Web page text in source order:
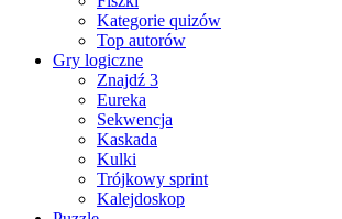
Kategorie quizów
Top autorów
Gry logiczne
Znajdź 3
Eureka
Sekwencja
Kaskada
Kulki
Trójkowy sprint
Kalejdoskop